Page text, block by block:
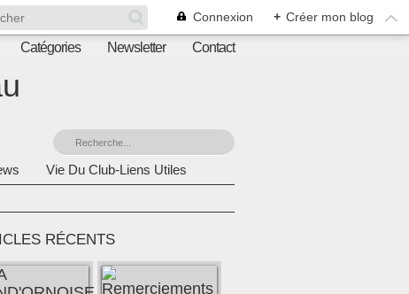
Connexion + Créer mon blog
Catégories Newsletter Contact
Vie Du Club-Liens Utiles
RÉCENTS